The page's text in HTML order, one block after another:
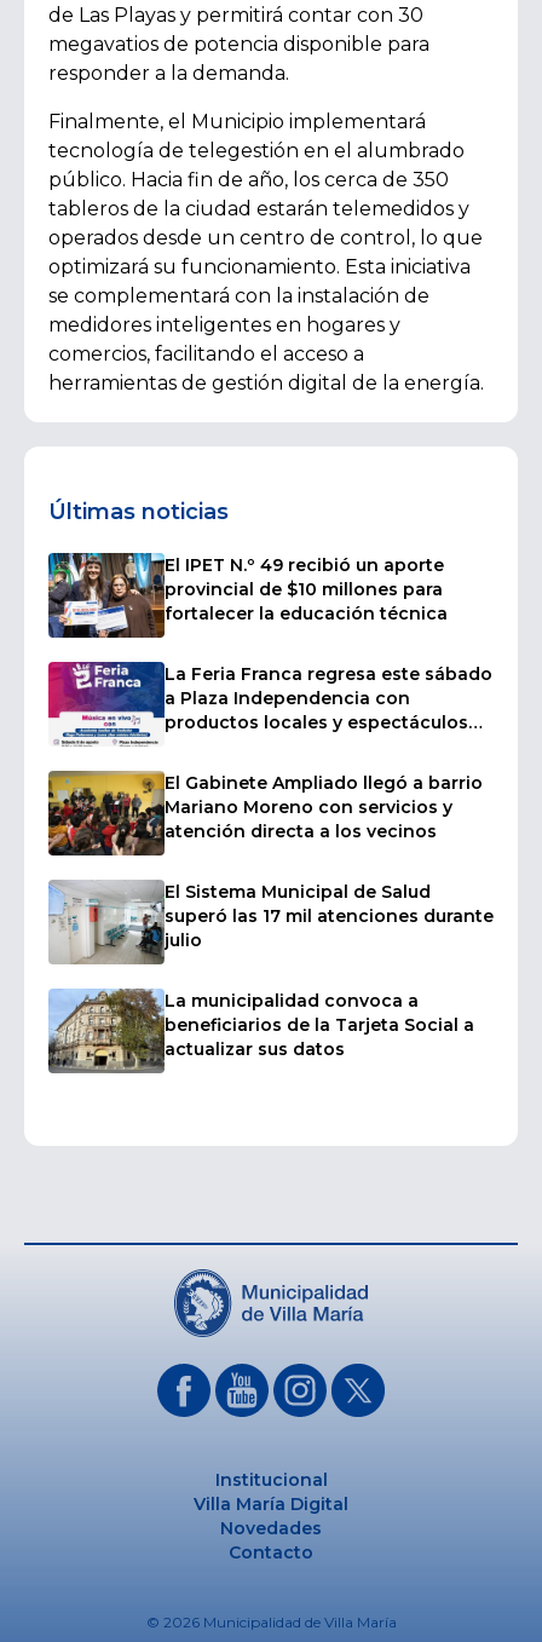
de Las Playas y permitirá contar con 30
megavatios de potencia disponible para
responder a la demanda.
Finalmente, el Municipio implementará
tecnología de telegestión en el alumbrado
público. Hacia fin de año, los cerca de 350
tableros de la ciudad estarán telemedidos y
operados desde un centro de control, lo que
optimizará su funcionamiento. Esta iniciativa
se complementará con la instalación de
medidores inteligentes en hogares y
comercios, facilitando el acceso a
herramientas de gestión digital de la energía.
Últimas noticias
El IPET N.º 49 recibió un aporte
provincial de $10 millones para
fortalecer la educación técnica
La Feria Franca regresa este sábado
a Plaza Independencia con
productos locales y espectáculos
El Gabinete Ampliado llegó a barrio
Mariano Moreno con servicios y
atención directa a los vecinos
El Sistema Municipal de Salud
superó las 17 mil atenciones durante
julio
La municipalidad convoca a
beneficiarios de la Tarjeta Social a
actualizar sus datos
Institucional
Villa María Digital
Novedades
Contacto
© 2026 Municipalidad de Villa María